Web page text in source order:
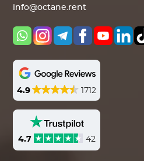
info@octane.rent
4.9 1712
4.7 42